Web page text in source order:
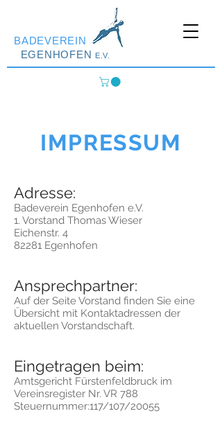
BADEVEREIN
EGENHOFEN E.V.
IMPRESSUM
Adresse:
Badeverein Egenhofen e.V.
1. Vorstand Thomas Wieser
Eichenstr. 4
82281 Egenhofen
Ansprechpartner:
Auf der Seite Vorstand finden Sie eine
Übersicht mit Kontaktadressen der
aktuellen Vorstandschaft.
Eingetragen beim:
Amtsgericht Fürstenfeldbruck im
Vereinsregister Nr. VR 788
Steuernummer:117/107/20055